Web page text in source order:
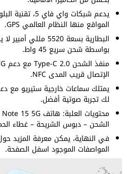
المواقع منها النظام العالمي GPS.
البطارية بسعة 5520
بواسطة شحن سريع 45 واط.
الإتصال قريب المدى NFC.
يمتلك سماعات خارجية ستيريو مع
لك تجربة صوتية أفضل.
الشحن – دبوس الشريحة – غطاء
في النهاية، يمكن معرفة المزيد
المواصفات الموجود اسفل الصفحة.